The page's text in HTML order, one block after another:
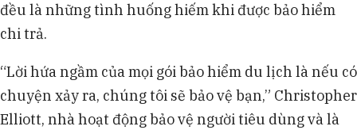
đều là những tình huống hiếm khi được bảo hiểm
chi trả.
“Lời hứa ngầm của mọi gói bảo hiểm du lịch là nếu có
chuyện xảy ra, chúng tôi sẽ bảo vệ bạn,” Christopher
Elliott, nhà hoạt động bảo vệ người tiêu dùng và là